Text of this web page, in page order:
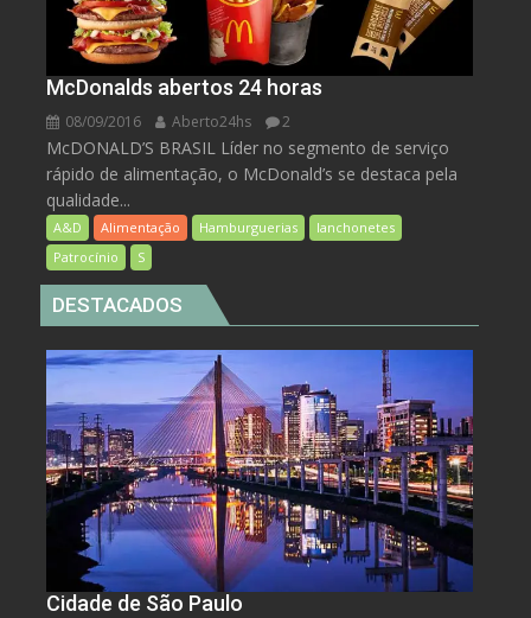
McDonalds abertos 24 horas
08/09/2016 Aberto24hs 2
McDONALD’S BRASIL Líder no segmento de serviço
rápido de alimentação, o McDonald’s se destaca pela
qualidade...
A&D Alimentação Hamburguerias
lanchonetes
Patrocínio
S
DESTACADOS
Cidade de São Paulo